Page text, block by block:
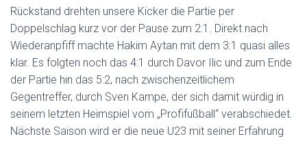
Rückstand drehten unsere Kicker die Partie per
Doppelschlag kurz vor der Pause zum 2:1. Direkt nach
Wiederanpfiff machte Hakim Aytan mit dem 3:1 quasi alles
klar. Es folgten noch das 4:1 durch Davor Ilic und zum Ende
der Partie hin das 5:2, nach zwischenzeitlichem
Gegentreffer, durch Sven Kampe, der sich damit würdig in
seinem letzten Heimspiel vom „Profifußball“ verabschiedet.
Nächste Saison wird er die neue U23 mit seiner Erfahrung